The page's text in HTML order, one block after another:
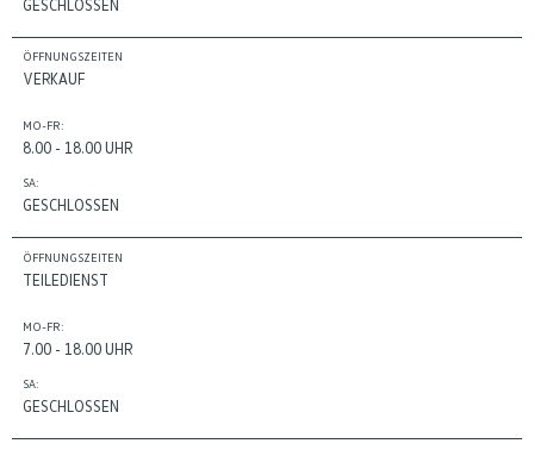
GESCHLOSSEN
ÖFFNUNGSZEITEN
VERKAUF
MO-FR:
8.00 - 18.00 UHR
SA:
GESCHLOSSEN
ÖFFNUNGSZEITEN
TEILEDIENST
MO-FR:
7.00 - 18.00 UHR
SA:
GESCHLOSSEN